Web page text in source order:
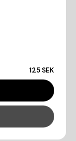
125 SEK